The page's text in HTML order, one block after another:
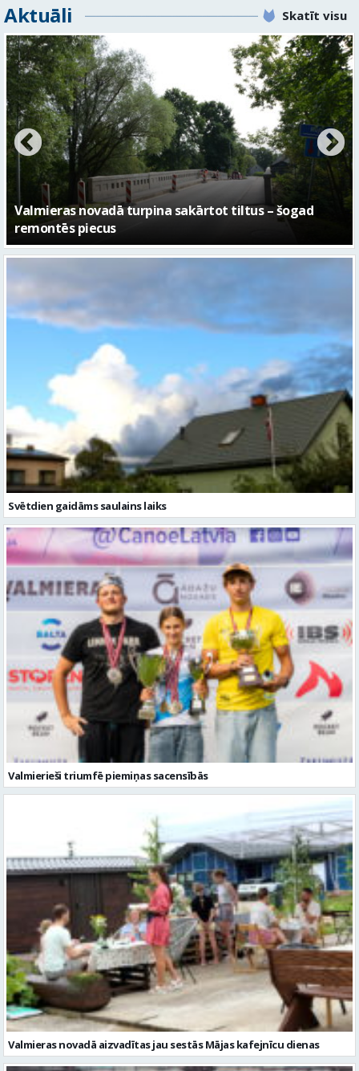
Aktuāli Skatīt visu
No pagaidu teātra līdz laikmetīgās kultūras centram
– kā attīstīsies “Kurtuve”
Svētdien gaidāms saulains laiks
Valmierieši triumfē piemiņas sacensībās
Valmieras novadā aizvadītas jau sestās Mājas kafejnīcu dienas